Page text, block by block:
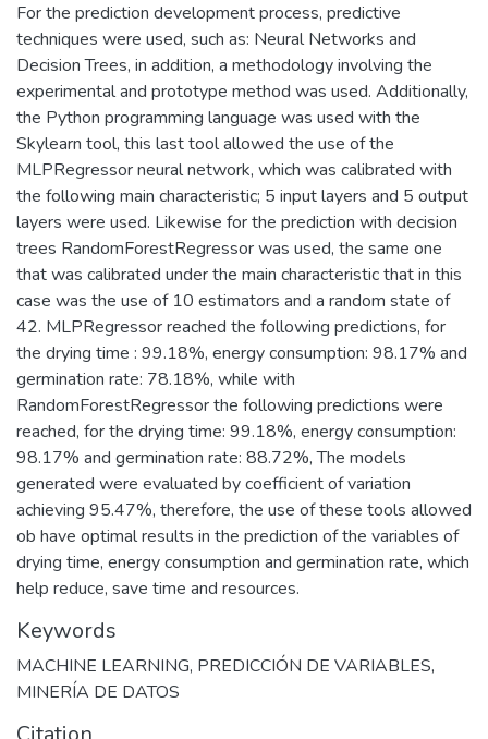
For the prediction development process, predictive
techniques were used, such as: Neural Networks and
Decision Trees, in addition, a methodology involving the
experimental and prototype method was used. Additionally,
the Python programming language was used with the
Skylearn tool, this last tool allowed the use of the
MLPRegressor neural network, which was calibrated with
the following main characteristic; 5 input layers and 5 output
layers were used. Likewise for the prediction with decision
trees RandomForestRegressor was used, the same one
that was calibrated under the main characteristic that in this
case was the use of 10 estimators and a random state of
42. MLPRegressor reached the following predictions, for
the drying time : 99.18%, energy consumption: 98.17% and
germination rate: 78.18%, while with
RandomForestRegressor the following predictions were
reached, for the drying time: 99.18%, energy consumption:
98.17% and germination rate: 88.72%, The models
generated were evaluated by coefficient of variation
achieving 95.47%, therefore, the use of these tools allowed
ob have optimal results in the prediction of the variables of
drying time, energy consumption and germination rate, which
help reduce, save time and resources.
Keywords
MACHINE LEARNING, PREDICCIÓN DE VARIABLES,
MINERÍA DE DATOS